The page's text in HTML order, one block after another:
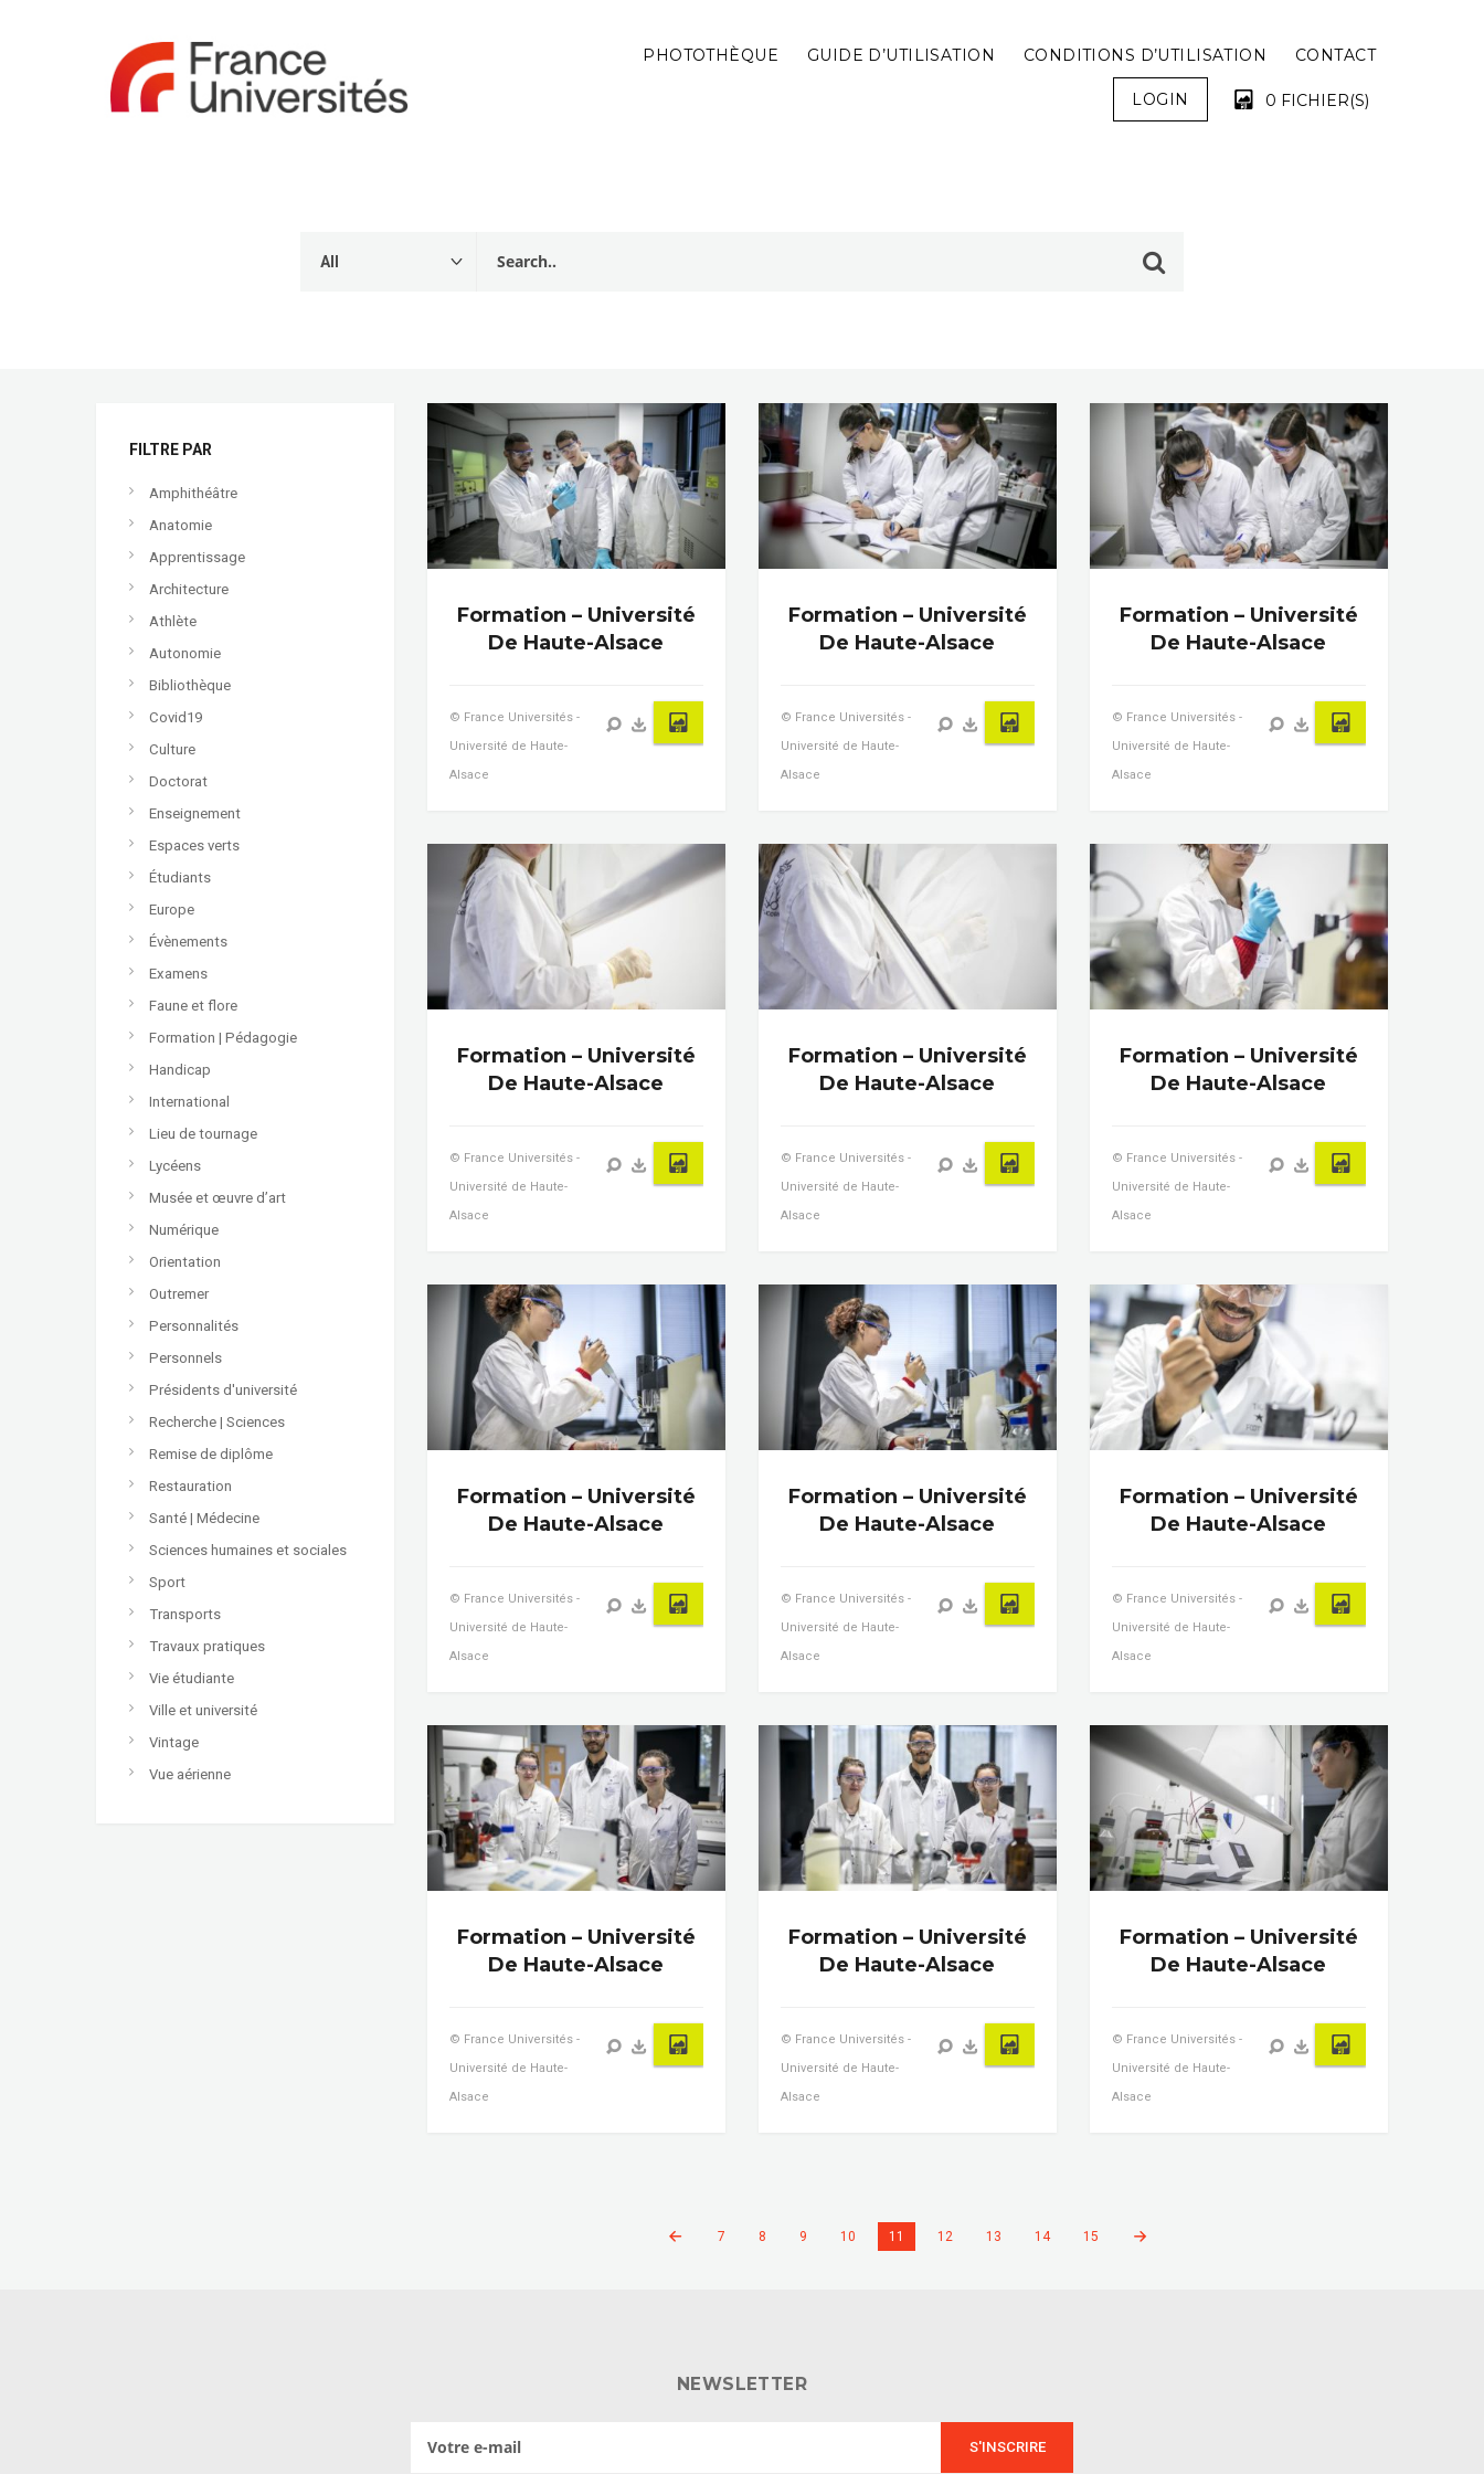
PHOTOTHÈQUE GUIDE D’UTILISATION CONDITIONS D’UTILISATION CONTACT
LOGIN 0 FICHIER(S)
FILTRE PAR
Amphithéâtre
Anatomie
Apprentissage
Architecture
Athlète
Autonomie
Bibliothèque
Covid19
Culture
Doctorat
Enseignement
Espaces verts
Étudiants
Europe
Évènements
Examens
Faune et flore
Formation | Pédagogie
Handicap
International
Lieu de tournage
Lycéens
Musée et œuvre d’art
Numérique
Orientation
Outremer
Personnalités
Personnels
Présidents d'université
Recherche | Sciences
Remise de diplôme
Restauration
Santé | Médecine
Sciences humaines et sociales
Sport
Transports
Travaux pratiques
Vie étudiante
Ville et université
Vintage
Vue aérienne
Formation – Université
De Haute-Alsace
© France Universités -
Université de Haute-
Alsace
Formation – Université
De Haute-Alsace
© France Universités -
Université de Haute-
Alsace
Formation – Université
De Haute-Alsace
© France Universités -
Université de Haute-
Alsace
Formation – Université
De Haute-Alsace
© France Universités -
Université de Haute-
Alsace
Formation – Université
De Haute-Alsace
© France Universités -
Université de Haute-
Alsace
Formation – Université
De Haute-Alsace
© France Universités -
Université de Haute-
Alsace
Formation – Université
De Haute-Alsace
© France Universités -
Université de Haute-
Alsace
Formation – Université
De Haute-Alsace
© France Universités -
Université de Haute-
Alsace
Formation – Université
De Haute-Alsace
© France Universités -
Université de Haute-
Alsace
Formation – Université
De Haute-Alsace
© France Universités -
Université de Haute-
Alsace
Formation – Université
De Haute-Alsace
© France Universités -
Université de Haute-
Alsace
Formation – Université
De Haute-Alsace
© France Universités -
Université de Haute-
Alsace
7 8 9 10 11 12 13 14 15
NEWSLETTER